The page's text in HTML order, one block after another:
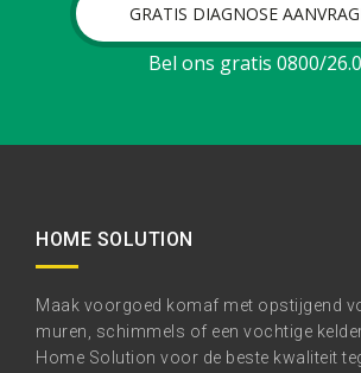
GRATIS DIAGNOSE
Bel ons gratis 0800/
HOME SOLUTION
Maak voorgoed komaf met opstijgend
muren, schimmels of een vochtige
Home Solution voor de beste kwaliteit